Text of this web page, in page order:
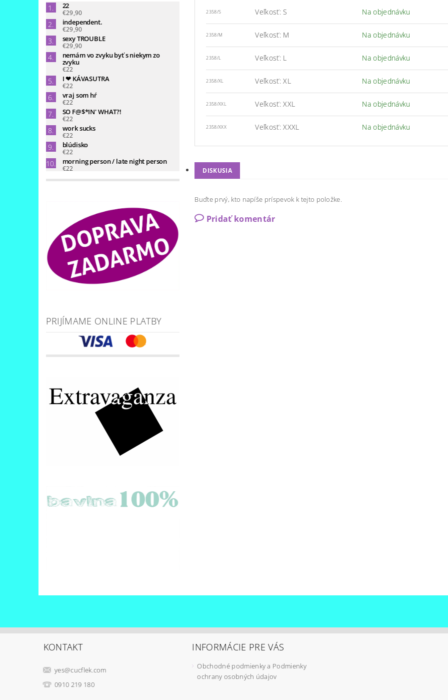
22
€29,90
independent.
€29,90
sexy TROUBLE
€29,90
nemám vo zvyku byť s niekym zo
zvyku
€22
I ❤ KÁVASUTRA
€22
vraj som hŕ
€22
SO F@$*IN' WHAT?!
€22
work sucks
€22
blúdisko
€22
morning person / late night person
€22
PRIJÍMAME ONLINE PLATBY
2358/S Veľkosť: S Na objednávku
2358/M Veľkosť: M Na objednávku
2358/L Veľkosť: L Na objednávku
2358/XL Veľkosť: XL Na objednávku
2358/XXL Veľkosť: XXL Na objednávku
2358/XXX Veľkosť: XXXL Na objednávku
DISKUSIA
Buďte prvý, kto napíše príspevok k tejto položke.
Pridať komentár
KONTAKT
yes@cucflek.com
0910 219 180
INFORMÁCIE PRE VÁS
Obchodné podmienky a Podmienky
ochrany osobných údajov